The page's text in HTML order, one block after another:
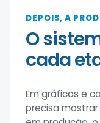
DEPOIS, A
O
cada
Em gráficas e
precisa